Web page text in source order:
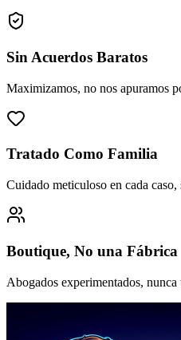
Sin Acuerdos Baratos
Maximizamos, no nos apuramos
Tratado Como Familia
Cuidado meticuloso en cada caso,
Boutique, No una Fábrica
Abogados experimentados,